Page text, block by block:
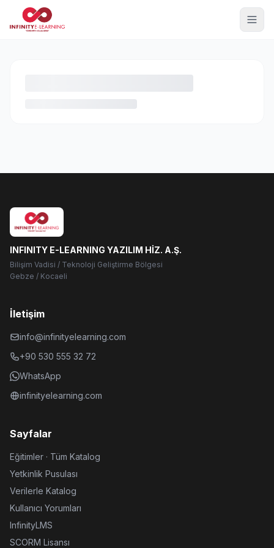
INFINITY E-LEARNING YAZILIM HİZ. A.Ş.
Bilişim Vadisi / Teknoloji Geliştirme Bölgesi
Gebze / Kocaeli
İletişim
info@infinityelearning.com
+90 530 555 32 72
WhatsApp
infinityelearning.com
Sayfalar
Eğitimler · Tüm Katalog
Yetkinlik Pusulası
Verilerle Katalog
Kullanıcı Yorumları
InfinityLMS
SCORM Lisansı